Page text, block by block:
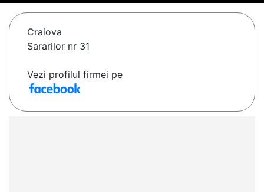
Craiova
Sararilor nr 31
Vezi profilul firmei pe